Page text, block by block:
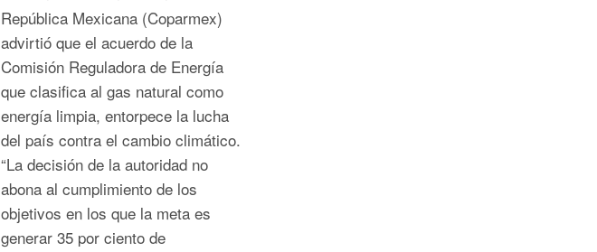
República Mexicana (Coparmex)
advirtió que el acuerdo de la
Comisión Reguladora de Energía
que clasifica al gas natural como
energía limpia, entorpece la lucha
del país contra el cambio climático.
“La decisión de la autoridad no
abona al cumplimiento de los
objetivos en los que la meta es
generar 35 por ciento de